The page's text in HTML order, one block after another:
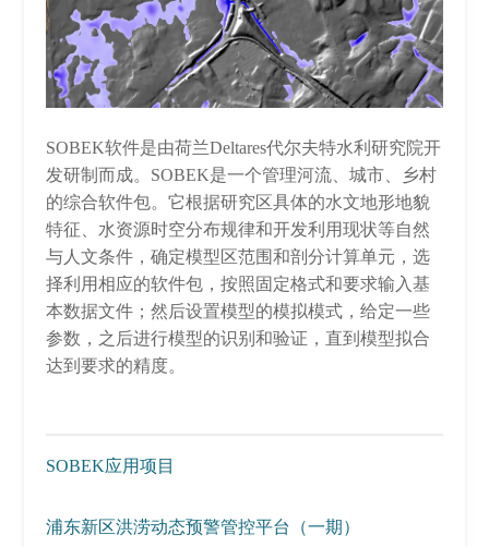
SOBEK软件是由荷兰Deltares代尔夫特水利研究院开
发研制而成。SOBEK是一个管理河流、城市、乡村
的综合软件包。它根据研究区具体的水文地形地貌
特征、水资源时空分布规律和开发利用现状等自然
与人文条件，确定模型区范围和剖分计算单元，选
择利用相应的软件包，按照固定格式和要求输入基
本数据文件；然后设置模型的模拟模式，给定一些
参数，之后进行模型的识别和验证，直到模型拟合
达到要求的精度。
SOBEK应用项目
浦东新区洪涝动态预警管控平台（一期）